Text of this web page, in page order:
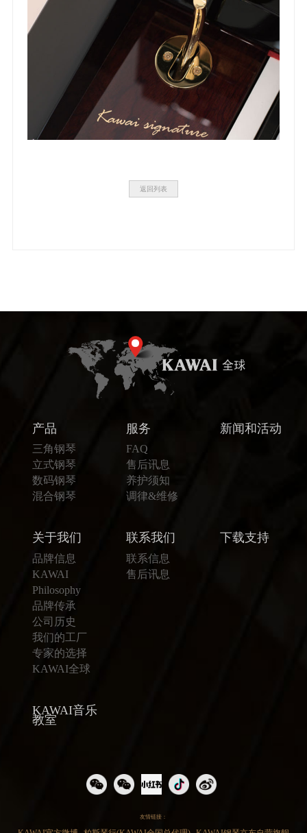
返回列表
产品
三角钢琴
立式钢琴
数码钢琴
混合钢琴
服务
FAQ
售后讯息
养护须知
调律&维修
新闻和活动
关于我们
品牌信息
KAWAI
Philosophy
品牌传承
公司历史
我们的工厂
专家的选择
KAWAI全球
联系我们
联系信息
售后讯息
下载支持
KAWAI音乐
教室
友情链接：